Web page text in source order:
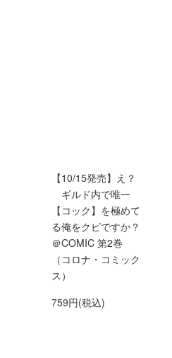
【10/15発売】え？
ギルド内で唯一
【コック】を極めて
る俺をクビですか？
＠COMIC 第2巻
（コロナ・コミック
ス）
759円(税込)